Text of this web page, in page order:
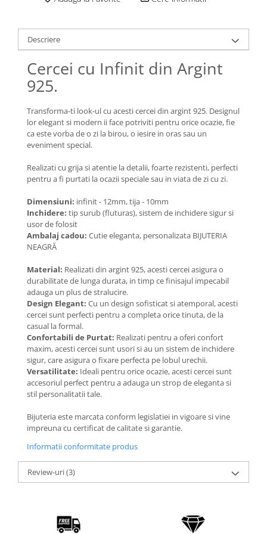
Lănțișoare cu Soare
Lănțișoare cu Zodii
Lănțișoare cu Animale
Lănțișoare cu Molecule
Lănțișoare cu Pietre Naturale
COLIERE CU PERLE
Coliere cu Perle Naturale
Coliere cu Perle Preciosa
Coliere cu Inimioare
Coliere cu Stea
Coliere cu Soare
Coliere cu Semilună
Coliere cu Flori
Coliere cu Animale
Coliere cu Molecule
Coliere Diverse
BRĂȚĂRI
BRĂȚĂRI CU ȘNUR REGLABIL
Brățări din Aur cu șnur reglabil
Brățări din Argint cu șnur reglabil
BRĂȚĂRI CU PIETRE SEMIPREȚIOASE
Brățări din Aur cu pietre
semiprețioase
Brățări din Argint cu pietre
Brățări elastice cu pietre
semiprețioase
Brățări de picior din Aur
Brățări de picior din Argint
Descriere
Cercei cu Infinit din Argint
925.
Transforma-ti look-ul cu acesti cercei din argint 925. Designul
lor elegant si modern ii face potriviti pentru orice ocazie, fie
ca este vorba de o zi la birou, o iesire in oras sau un
eveniment special.
Realizati cu grija si atentie la detalii, foarte rezistenti, perfecti
pentru a fi purtati la ocazii speciale sau in viata de zi cu zi.
Dimensiuni: infinit - 12mm, tija - 10mm
Inchidere: tip surub (fluturas), sistem de inchidere sigur si
usor de folosit
Ambalaj cadou: Cutie eleganta, personalizata BIJUTERIA
NEAGRĂ
Material: Realizati din argint 925, acesti cercei asigura o
durabilitate de lunga durata, in timp ce finisajul impecabil
adauga un plus de stralucire.
Design Elegant: Cu un design sofisticat si atemporal, acesti
cercei sunt perfecti pentru a completa orice tinuta, de la
casual la formal.
Confortabili de Purtat: Realizati pentru a oferi confort
maxim, acesti cercei sunt usori si au un sistem de inchidere
sigur, care asigura o fixare perfecta pe lobul urechii.
Versatilitate: Ideali pentru orice ocazie, acesti cercei sunt
accesoriul perfect pentru a adauga un strop de eleganta si
stil personalitatii tale.
Bijuteria este marcata conform legislatiei in vigoare si vine
impreuna cu certificat de calitate si garantie.
Informatii conformitate produs
Review-uri(3)